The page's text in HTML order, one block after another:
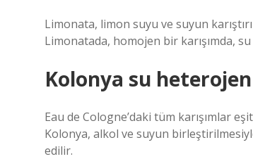
Limonata, limon suyu ve suyun
Limonatada, homojen bir karışımda,
Kolonya su
Eau de Cologne’daki tüm karışımlar
Kolonya, alkol ve suyun
edilir.